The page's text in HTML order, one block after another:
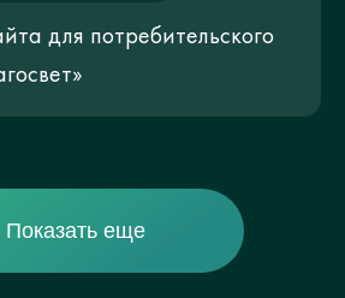
для потребительского
Показать еще